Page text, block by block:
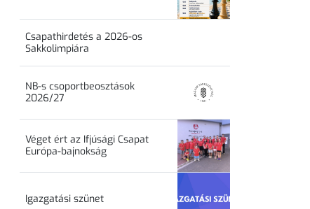
Csapathirdetés a 2026-os
Sakkolimpiára
NB-s csoportbeosztások
2026/27
Véget ért az Ifjúsági Csapat
Európa-bajnokság
Igazgatási szünet